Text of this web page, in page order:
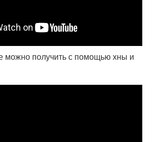
можно получить с помощью хны и